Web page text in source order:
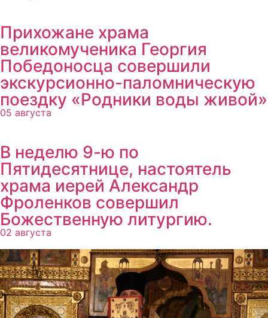
Прихожане храма
великомученика Георгия
Победоносца совершили
экскурсионно-паломническую
поездку «Родники воды живой»
05 августа
В неделю 9-ю по
Пятидесятнице, настоятель
храма иерей Александр
Фроленков совершил
Божественную литургию.
02 августа